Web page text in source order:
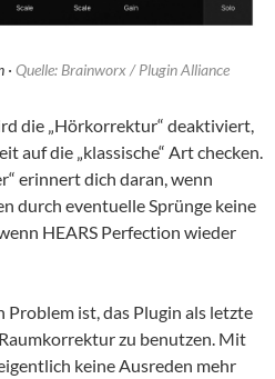
· Quelle: Brainworx / Plugin Alliance
die „Hörkorrektur“ deaktiviert,
auf die „klassische“ Art checken.
erinnert dich daran, wenn
durch eventuelle Sprünge keine
HEARS Perfection wieder
Problem ist, das Plugin als letzte
zu benutzen. Mit
keine Ausreden mehr